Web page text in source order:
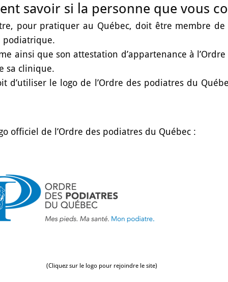
savoir si la personne que vous
pour pratiquer au Québec, doit être membre
podiatrique.
ainsi que son attestation d’appartenance à
sa clinique.
d’utiliser le logo de l’Ordre des podiatres du
officiel de l’Ordre des podiatres du Québec :
(Cliquez sur le logo pour rejoindre le site)